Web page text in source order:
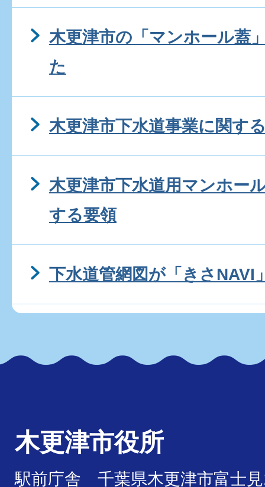
木更津市の「マンホール蓋
た
木更津市下水道事業に関す
木更津市下水道用マンホー
する要領
下水道管網図が「きさNAVI
木更津市役所
駅前庁舎 千葉県木更津市富士